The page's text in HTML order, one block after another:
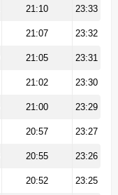
21:10 23:33
21:07 23:32
21:05 23:31
21:02 23:30
21:00 23:29
20:57 23:27
20:55 23:26
20:52 23:25